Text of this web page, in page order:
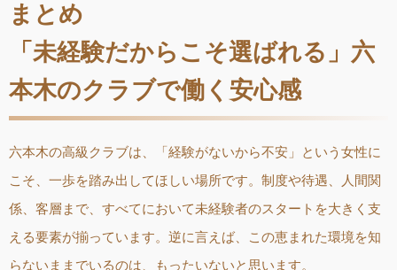
まとめ
「未経験だからこそ選ばれる」六
本木のクラブで働く安心感
六本木の高級クラブは、「経験がないから不安」という女性に
こそ、一歩を踏み出してほしい場所です。制度や待遇、人間関
係、客層まで、すべてにおいて未経験者のスタートを大きく支
える要素が揃っています。逆に言えば、この恵まれた環境を知
らないままでいるのは、もったいないと思います。